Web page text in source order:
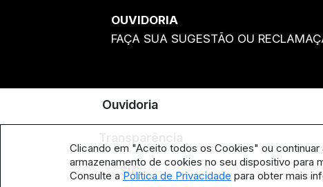
OUVIDORIA
FAÇA SUA SUGESTÃO OU
Ouvidoria
SIC
Clicando em "Aceito todos os Cookies" ou
armazenamento de cookies no seu dispositivo para
Consulte a Política de Privacidade para obter mais